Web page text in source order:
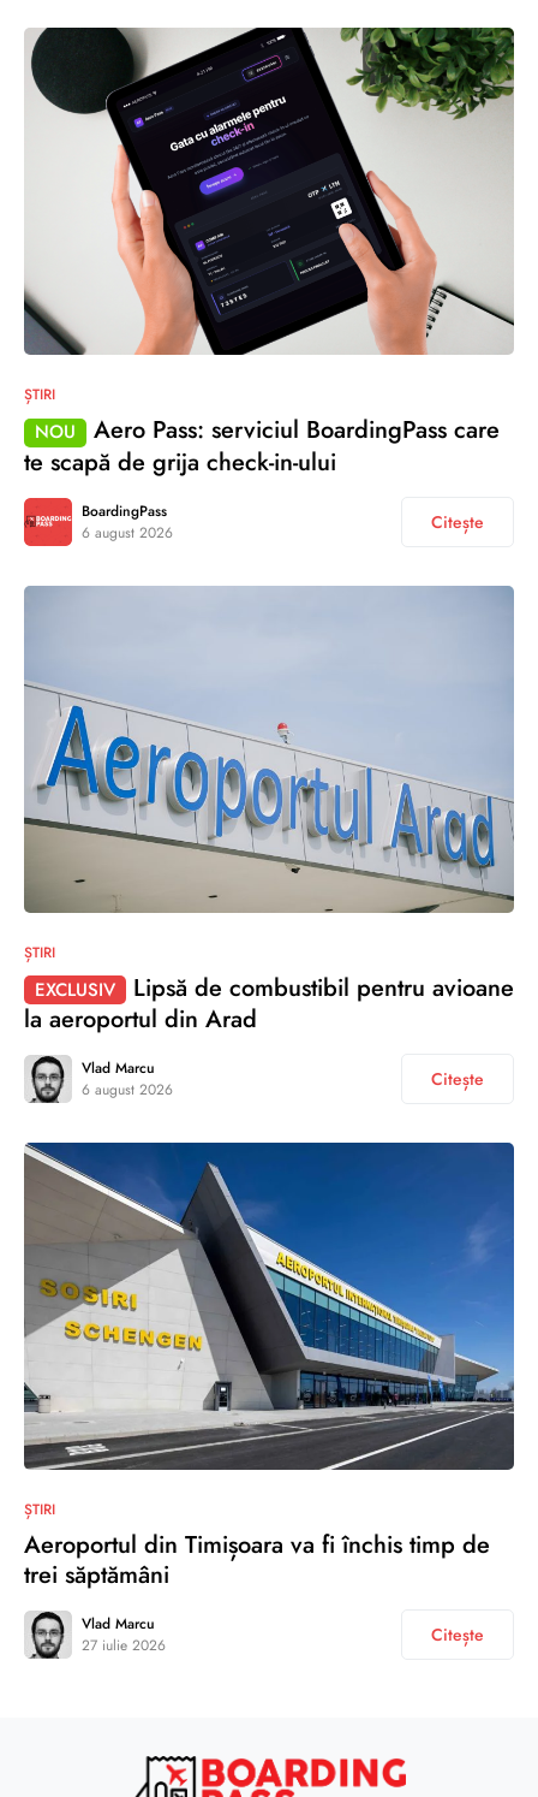
ȘTIRI
NOU
Aero Pass: serviciul BoardingPass care
te scapă de grija check-in-ului
BoardingPass
6 august 2026
Citește
ȘTIRI
EXCLUSIV
Lipsă de combustibil pentru avioane
la aeroportul din Arad
Vlad Marcu
6 august 2026
Citește
ȘTIRI
Aeroportul din Timișoara va fi închis timp de
trei săptămâni
Vlad Marcu
27 iulie 2026
Citește